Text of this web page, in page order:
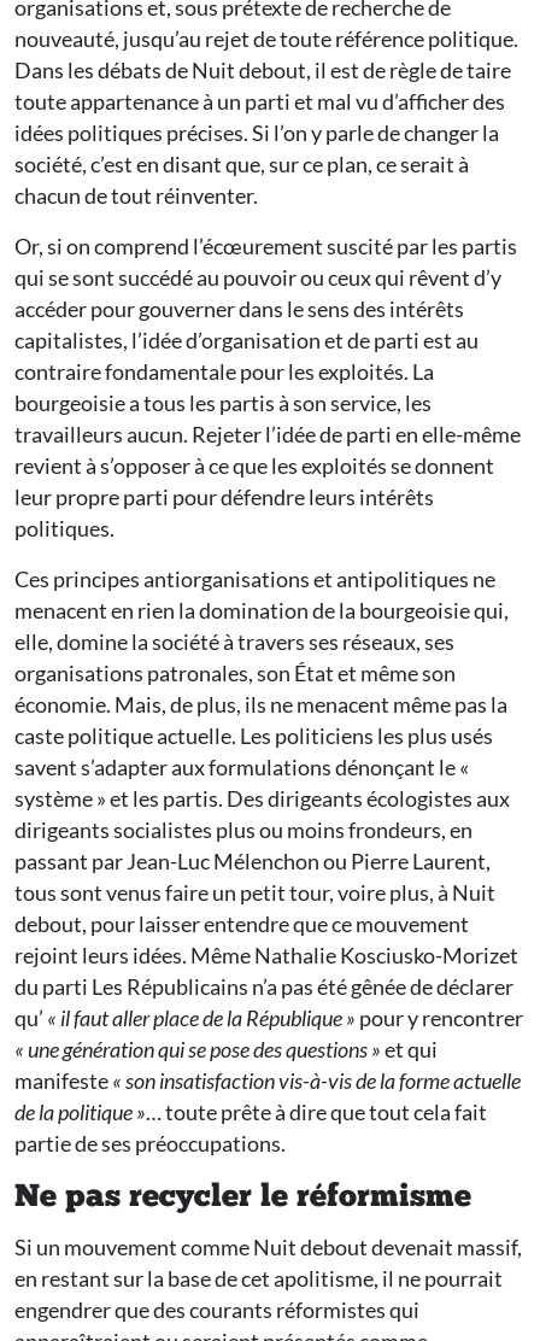
organisations et, sous prétexte de recherche de
nouveauté, jusqu’au rejet de toute référence politique.
Dans les débats de Nuit debout, il est de règle de taire
toute appartenance à un parti et mal vu d’afficher des
idées politiques précises. Si l’on y parle de changer la
société, c’est en disant que, sur ce plan, ce serait à
chacun de tout réinventer.
Or, si on comprend l’écœurement suscité par les partis
qui se sont succédé au pouvoir ou ceux qui rêvent d’y
accéder pour gouverner dans le sens des intérêts
capitalistes, l’idée d’organisation et de parti est au
contraire fondamentale pour les exploités. La
bourgeoisie a tous les partis à son service, les
travailleurs aucun. Rejeter l’idée de parti en elle-même
revient à s’opposer à ce que les exploités se donnent
leur propre parti pour défendre leurs intérêts
politiques.
Ces principes antiorganisations et antipolitiques ne
menacent en rien la domination de la bourgeoisie qui,
elle, domine la société à travers ses réseaux, ses
organisations patronales, son État et même son
économie. Mais, de plus, ils ne menacent même pas la
caste politique actuelle. Les politiciens les plus usés
savent s’adapter aux formulations dénonçant le «
système » et les partis. Des dirigeants écologistes aux
dirigeants socialistes plus ou moins frondeurs, en
passant par Jean-Luc Mélenchon ou Pierre Laurent,
tous sont venus faire un petit tour, voire plus, à Nuit
debout, pour laisser entendre que ce mouvement
rejoint leurs idées. Même Nathalie Kosciusko-Morizet
du parti Les Républicains n’a pas été gênée de déclarer
qu’ « il faut aller place de la République » pour y rencontrer
« une génération qui se pose des questions »et qui
manifeste« son insatisfaction vis-à-vis de la forme actuelle
de la politique »… toute prête à dire que tout cela fait
partie de ses préoccupations.
Ne pas recycler le réformisme
Si un mouvement comme Nuit debout devenait massif,
en restant sur la base de cet apolitisme, il ne pourrait
engendrer que des courants réformistes qui